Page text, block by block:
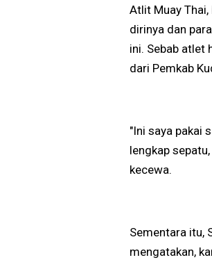
Atlit Muay
dirinya dan
ini. Sebab atlet
dari Pemkab
"Ini saya pakai
lengkap
kecewa.
Sementara itu,
mengatakan,